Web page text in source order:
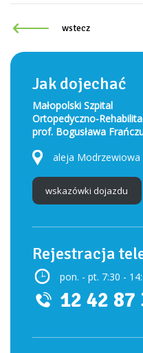
wstecz
Jak dojechać
Małopolski Szpital
Ortopedyczno-
prof. Bogusława
aleja
wskazówki dojazdu
Rejestracja
pon. - pt. 7:30 -
12 42 87